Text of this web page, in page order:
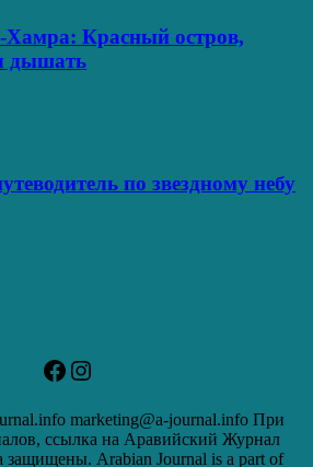
Красный остров,
дышать
по звездному небу
Facebook
Instagram
marketing@a-journal.info При
ссылка на Аравийский Журнал
защищены. Arabian Journal is a part of